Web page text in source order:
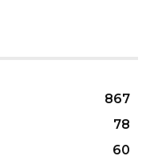
867
78
60